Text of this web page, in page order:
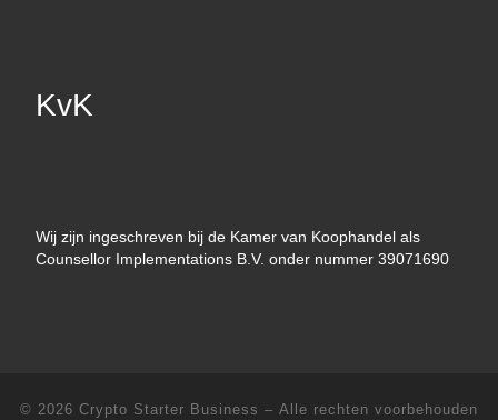
KvK
Wij zijn ingeschreven bij de Kamer van Koophandel als
Counsellor Implementations B.V. onder nummer 39071690
© 2026 Crypto Starter Business – Alle rechten voorbehouden